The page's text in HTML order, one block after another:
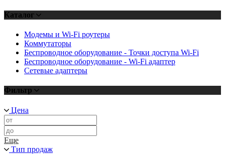
Каталог
Модемы и Wi-Fi роутеры
Коммутаторы
Беспроводное оборудование - Точки доступа Wi-Fi
Беспроводное оборудование - Wi-Fi адаптер
Сетевые адаптеры
Фильтр
Цена
Еще
Тип продаж